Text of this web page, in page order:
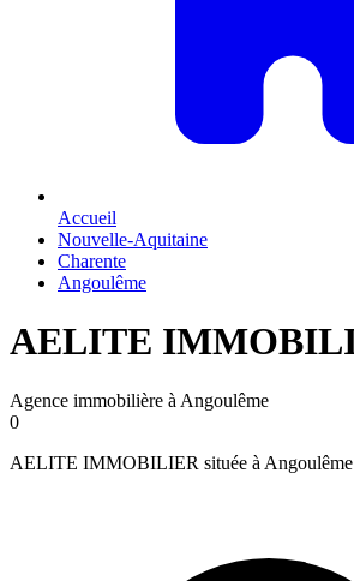
Accueil
Nouvelle-Aquitaine
Charente
Angoulême
AELITE
Agence immobilière à Angoulême
0
AELITE IMMOBILIER située à Angoulême